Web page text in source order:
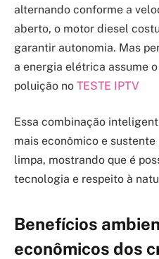
alternando conforme a
aberto, o motor diesel
garantir autonomia. Mas
a energia elétrica assume
poluição no TESTE IPTV
Essa combinação
mais econômico e
limpa, mostrando que é
tecnologia e respeito à
Benefícios
econômicos dos